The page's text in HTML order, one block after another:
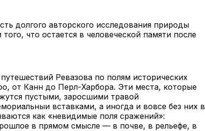
долгого авторского исследования природы
что остается в человеческой памяти после
Ревазова по полям исторических
от Канн до Перл-Харбора. Эти места, которые
пустыми, заросшими травой
вставками, а иногда и вовсе без них в
как «невидимые поля сражений»:
в прямом смысле — в почве, в рельефе, в